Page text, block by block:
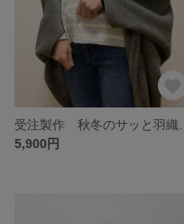
5,900円